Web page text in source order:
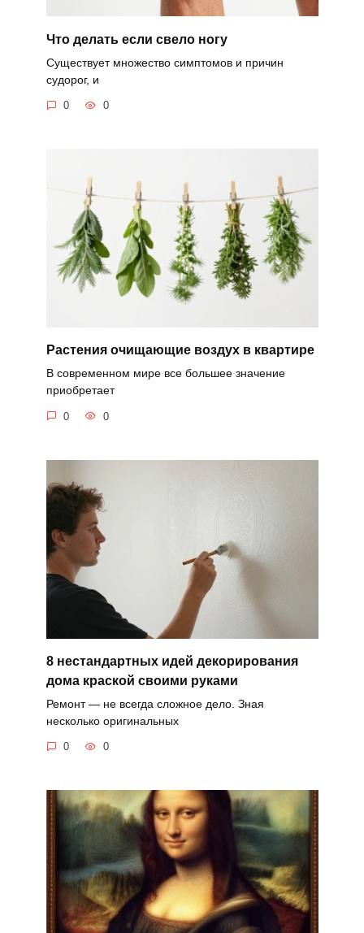
Что делать если свело ногу
Существует множество симптомов и причин
судорог, и
0 0
Растения очищающие воздух в квартире
В современном мире все большее значение
приобретает
0 0
8 нестандартных идей декорирования
дома краской своими руками
Ремонт — не всегда сложное дело. Зная
несколько оригинальных
0 0